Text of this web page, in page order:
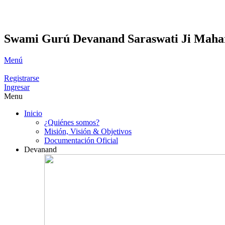
Swami Gurú Devanand Saraswati Ji
Menú
Registrarse
Ingresar
Menu
Inicio
¿Quiénes somos?
Misión, Visión & Objetivos
Documentación Oficial
Devanand